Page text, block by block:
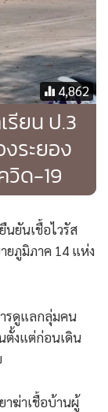
4,862
ยน ป.3
ระยอง
วิด-19
นยันเชื้อไวรัส
ยภูมิภาค 14 แห่ง
รดูแลกลุ่มคน
ตั้งแต่ก่อนเดิน
าฆ่าเชื้อบ้านผู้